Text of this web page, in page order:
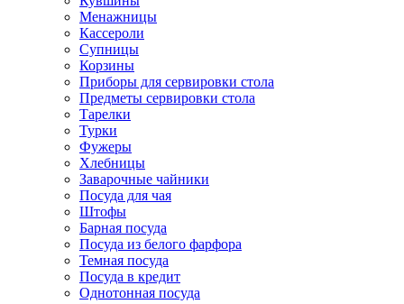
Менажницы
Кассероли
Супницы
Корзины
Приборы для сервировки стола
Предметы сервировки стола
Тарелки
Турки
Фужеры
Хлебницы
Заварочные чайники
Посуда для чая
Штофы
Барная посуда
Посуда из белого фарфора
Темная посуда
Посуда в кредит
Однотонная посуда